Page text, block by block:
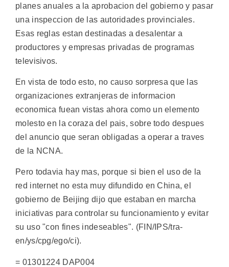
planes anuales a la aprobacion del gobierno y pasar
una inspeccion de las autoridades provinciales.
Esas reglas estan destinadas a desalentar a
productores y empresas privadas de programas
televisivos.
En vista de todo esto, no causo sorpresa que las
organizaciones extranjeras de informacion
economica fuean vistas ahora como un elemento
molesto en la coraza del pais, sobre todo despues
del anuncio que seran obligadas a operar a traves
de la NCNA.
Pero todavia hay mas, porque si bien el uso de la
red internet no esta muy difundido en China, el
gobierno de Beijing dijo que estaban en marcha
iniciativas para controlar su funcionamiento y evitar
su uso "con fines indeseables". (FIN/IPS/tra-
en/ys/cpg/ego/ci).
= 01301224 DAP004